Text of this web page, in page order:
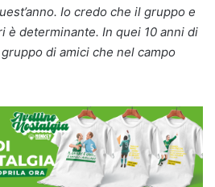
Io credo che il gruppo e
è determinante. In quei 10 anni di
di amici che nel campo